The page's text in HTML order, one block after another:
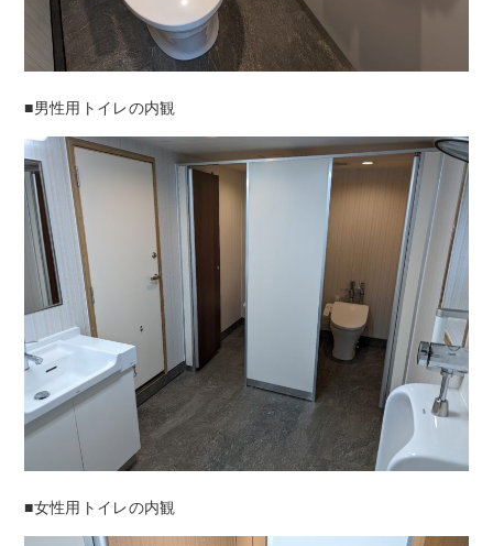
■男性用トイレの内観
■女性用トイレの内観